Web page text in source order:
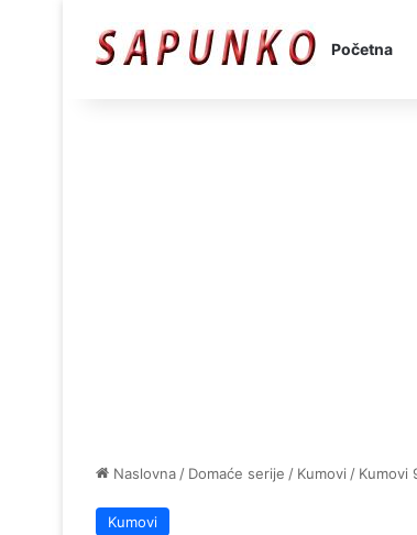
Početna
Naslovna / Domaće serije / Kumovi / Kumovi
Kumovi